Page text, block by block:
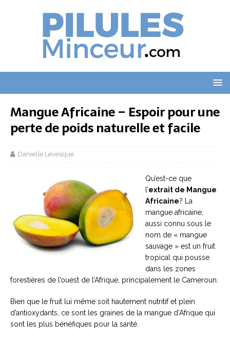
Mangue Africaine – Espoir pour une
perte de poids naturelle et facile
Danielle Lévesque
Qu’est-ce que
l’extrait de Mangue
Africaine? La
mangue africaine,
aussi connu sous le
nom de « mangue
sauvage » est un fruit
tropical qui pousse
dans les zones
forestières de l’ouest de l’Afrique, principalement le Cameroun.
Bien que le fruit lui même soit hautement nutritif et plein
d’antioxydants, ce sont les graines de la mangue d’Afrique qui
sont les plus bénéfiques pour la santé.